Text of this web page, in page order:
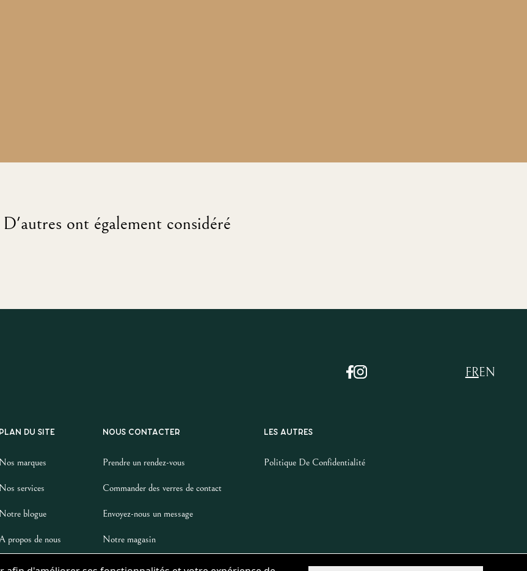
D'autres ont également considéré
EN
FR
PLAN DU SITE
Nos marques
Nos services
Notre blogue
propos de nous
NOUS CONTACTER
Prendre un rendez-vous
Commander des verres de contact
Envoyez-nous un message
Notre magasin
LES AUTRES
Politique De Confidentialité